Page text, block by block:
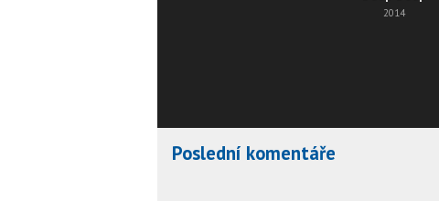
2014
Poslední komentáře